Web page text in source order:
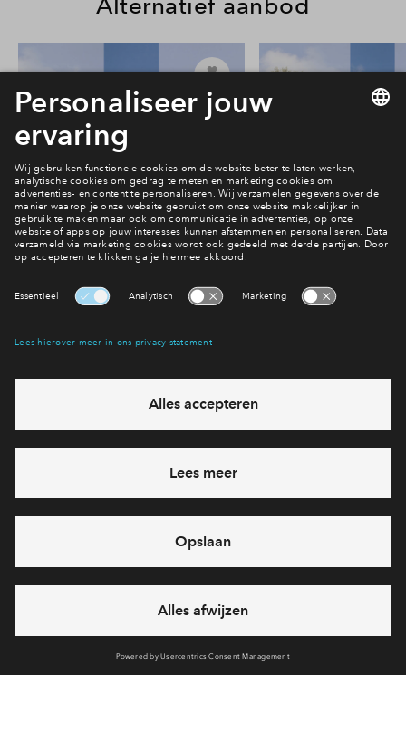
#013
In optie
Rijwoning type Beatrice #013
Park Vredenburgh
In optie
Rijwoning type
Park
Interesse? Meld je dan snel aan
Heb je een vraag en wil je direct antwoord? Bel ons op
6 dagen per week beschikbaar (behalve tijdens